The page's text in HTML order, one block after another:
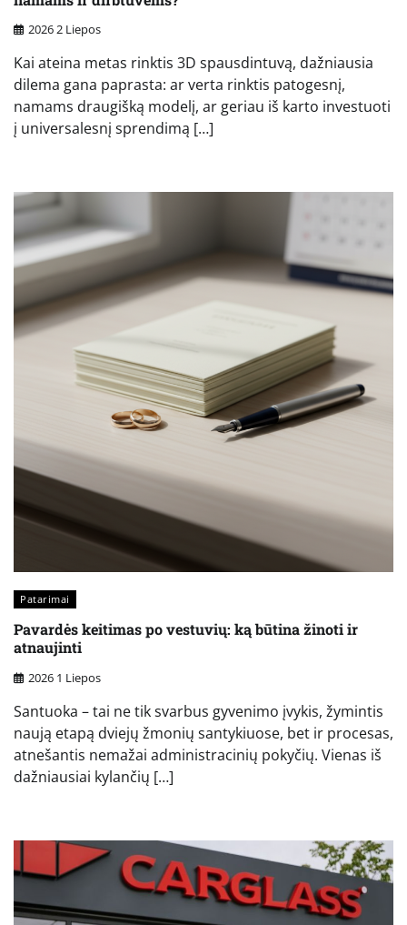
2026 2 Liepos
Kai ateina metas rinktis 3D spausdintuvą, dažniausia
dilema gana paprasta: ar verta rinktis patogesnį,
namams draugišką modelį, ar geriau iš karto investuoti
į universalesnį sprendimą […]
Patarimai
Pavardės keitimas po vestuvių: ką būtina žinoti ir
atnaujinti
2026 1 Liepos
Santuoka – tai ne tik svarbus gyvenimo įvykis, žymintis
naują etapą dviejų žmonių santykiuose, bet ir procesas,
atnešantis nemažai administracinių pokyčių. Vienas iš
dažniausiai kylančių […]